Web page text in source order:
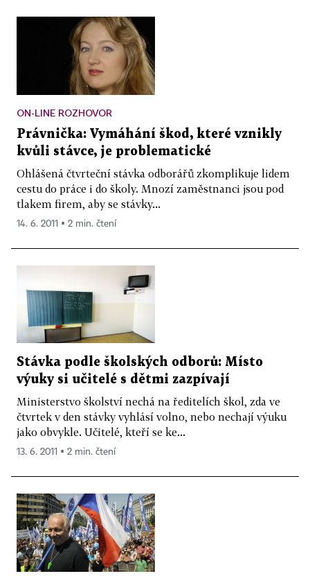
ON-LINE ROZHOVOR
Právnička: Vymáhání škod, které vznikly
kvůli stávce, je problematické
Ohlášená čtvrteční stávka odborářů zkomplikuje lidem
cestu do práce i do školy. Mnozí zaměstnanci jsou pod
tlakem firem, aby se stávky...
14. 6. 2011 ▪ 2 min. čtení
Stávka podle školských odborů: Místo
výuky si učitelé s dětmi zazpívají
Ministerstvo školství nechá na ředitelích škol, zda ve
čtvrtek v den stávky vyhlásí volno, nebo nechají výuku
jako obvykle. Učitelé, kteří se ke...
13. 6. 2011 ▪ 2 min. čtení